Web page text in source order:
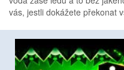
vás, jestli dokážete překonat